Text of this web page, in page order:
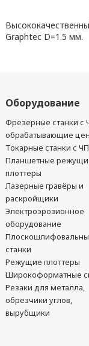
Graphtec D=1.5 мм.
Оборудование
Фрезерные станки с
обрабатывающие
Токарные станки с
Планшетные
плоттеры
Лазерные гравёры и
раскройщики
Электроэрозионное
оборудование
станки
Режущие плоттеры
Широкоформатные
Резаки для металла,
обрезчики углов,
вырубщики